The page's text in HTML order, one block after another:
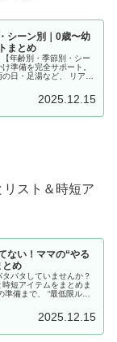
シーン別｜0歳〜幼
まとめ
年齢別・季節別・シー
準備を完全サポート。
日・足湯など、 リアル
2025.12.15
スト＆時短ア
ない！ママの“やる
とめ
バタしていませんか？
短アイテムをまとめま
備まで、 “最低限ルー
2025.12.15